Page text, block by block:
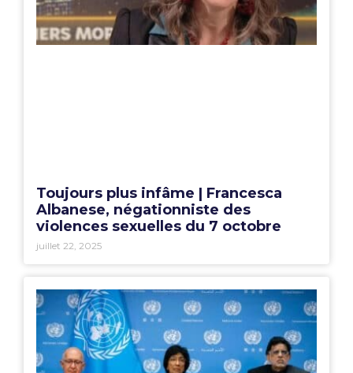
Toujours plus infâme | Francesca
Albanese, négationniste des
violences sexuelles du 7 octobre
juillet 22, 2025